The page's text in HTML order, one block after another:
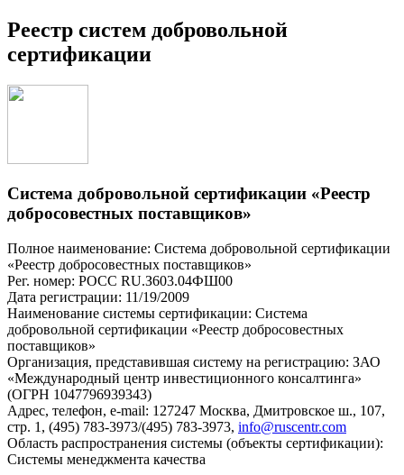
Реестр систем добровольной
сертификации
Система добровольной сертификации «Реестр
добросовестных поставщиков»
Полное наименование: Система добровольной сертификации
«Реестр добросовестных поставщиков»
Рег. номер: РОСС RU.З603.04ФШ00
Дата регистрации: 11/19/2009
Наименование системы сертификации: Система
добровольной сертификации «Реестр добросовестных
поставщиков»
Организация, представившая систему на регистрацию: ЗАО
«Международный центр инвестиционного консалтинга»
(ОГРН 1047796939343)
Адрес, телефон, e-mail: 127247 Москва, Дмитровское ш., 107,
стр. 1, (495) 783-3973/(495) 783-3973, info@ruscentr.com
Область распространения системы (объекты сертификации):
Системы менеджмента качества